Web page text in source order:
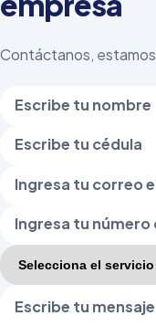
normativo.
tamaño y sector de tu
servicios. Nos
Contáctanos, estamos